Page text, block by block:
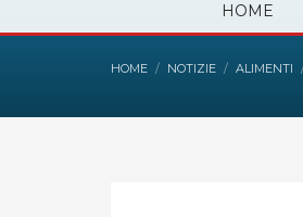
HOME
HOME NOTIZIE ALIMENTI